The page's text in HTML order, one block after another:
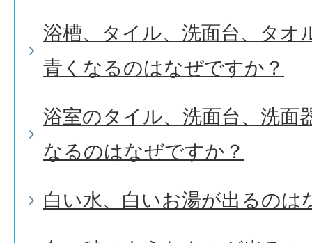
浴槽、タイル、洗面台、タオ
青くなるのはなぜですか？
浴室のタイル、洗面台、洗面
なるのはなぜですか？
白い水、白いお湯が出るのは